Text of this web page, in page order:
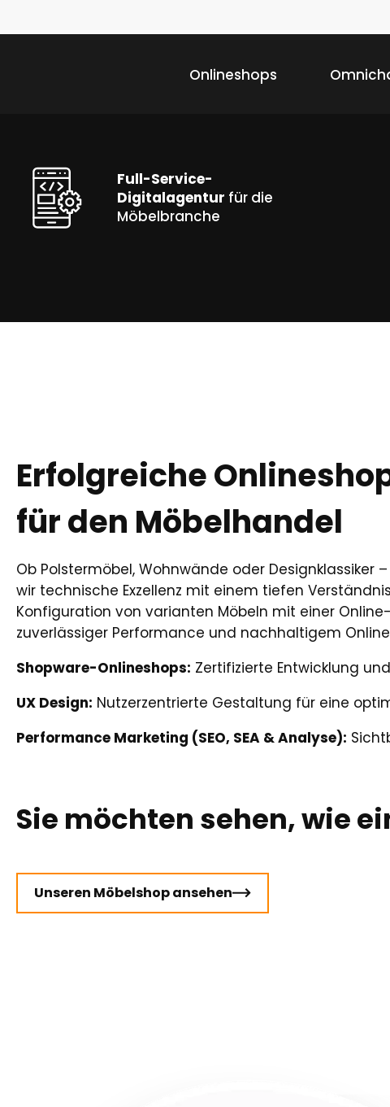
Onlineshops
Full-Service-
Digitalagentur für die
Möbelbranche
Erfolgreiche
für den Möbelhandel
Ob Polstermöbel, Wohnwände oder
wir technische Exzellenz mit einem tiefen
Konfiguration von varianten Möbeln mit einer
zuverlässiger Performance und nachhaltigem
Shopware-Onlineshops: Zertifizierte Entwicklung
UX Design: Nutzerzentrierte Gestaltung für eine
Performance Marketing (SEO, SEA & Analyse):
Sie möchten sehen, wie
Unseren Möbelshop ansehen